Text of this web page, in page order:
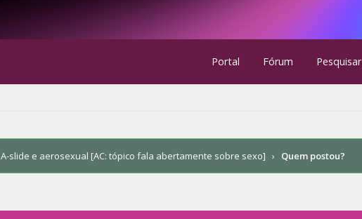
Portal Fórum Pesquisar
A-slide e aerosexual [AC: tópico fala abertamente sobre sexo] › Quem postou?